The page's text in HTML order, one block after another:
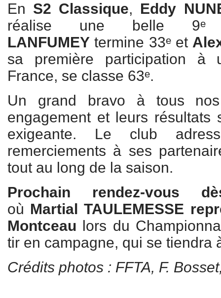
En S2 Classique, Eddy
réalise une belle
LANFUMEY termine 33ᵉ et
sa première participation à
France, se classe 63ᵉ.
Un grand bravo à tous
engagement et leurs résultats
exigeante. Le club
remerciements à ses
tout au long de la saison.
Prochain rendez-vous
où Martial TAULEMESSE
Montceau lors du
tir en campagne, qui se tiendra
Crédits photos : FFTA, F.